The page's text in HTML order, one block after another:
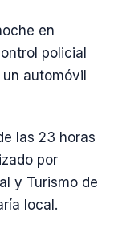
en
policial
automóvil
las 23 horas
por
y Turismo de
local.